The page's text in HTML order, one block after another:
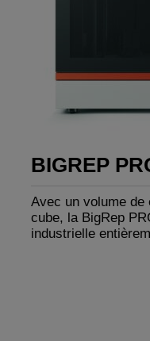
BIGREP
Avec un volume
cube, la BigRep
industrielle